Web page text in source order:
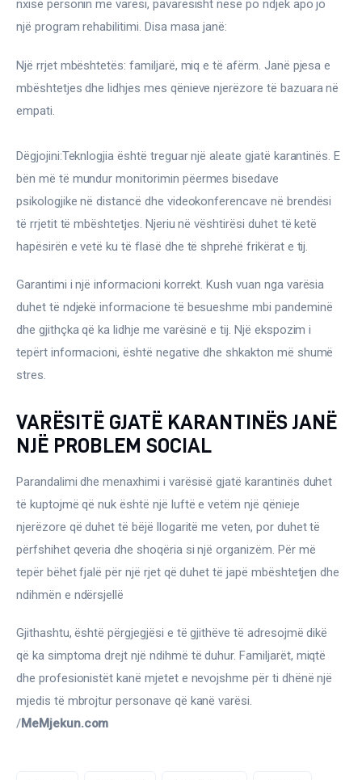
nxisë personin me varësi, pavarësisht nëse po ndjek apo jo
një program rehabilitimi. Disa masa janë:
Një rrjet mbështetës: familjarë, miq e të afërm. Janë pjesa e
mbështetjes dhe lidhjes mes qënieve njerëzore të bazuara në
empati.
Dëgjojini:Teknlogjia është treguar një aleate gjatë karantinës. E
bën më të mundur monitorimin pëermes bisedave
psikologjike në distancë dhe videokonferencave në brendësi
të rrjetit të mbështetjes. Njeriu në vështirësi duhet të ketë
hapësirën e vetë ku të flasë dhe të shprehë frikërat e tij.
Garantimi i një informacioni korrekt. Kush vuan nga varësia
duhet të ndjekë informacione të besueshme mbi pandeminë
dhe gjithçka që ka lidhje me varësinë e tij. Një ekspozim i
tepërt informacioni, është negative dhe shkakton më shumë
stres.
VARËSITË GJATË KARANTINËS JANË
NJË PROBLEM SOCIAL
Parandalimi dhe menaxhimi i varësisë gjatë karantinës duhet
të kuptojmë që nuk është një luftë e vetëm një qënieje
njerëzore që duhet të bëjë llogaritë me veten, por duhet të
përfshihet qeveria dhe shoqëria si një organizëm. Për më
tepër bëhet fjalë për një rjet që duhet të japë mbështetjen dhe
ndihmën e ndërsjellë
Gjithashtu, është përgjegjësi e të gjithëve të adresojmë dikë
që ka simptoma drejt një ndihmë të duhur. Familjarët, miqtë
dhe profesionistët kanë mjetet e nevojshme për ti dhënë një
mjedis të mbrojtur personave që kanë varësi.
/MeMjekun.com